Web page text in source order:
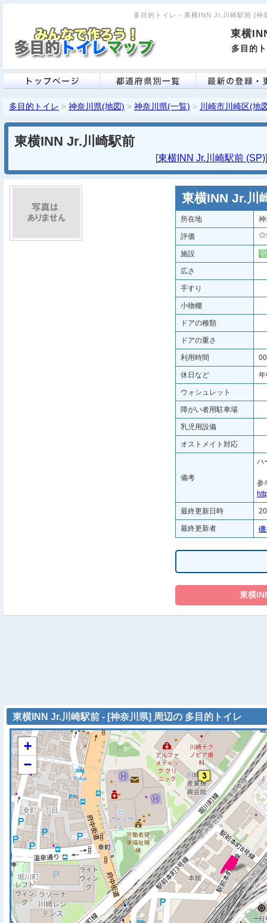
多目的トイレ - 東横INN Jr.川崎駅前 [
東横
多目的
多目的トイレ > 神奈川県(地図) > 神奈川県(一覧) > 川崎市川崎区(地
東横INN Jr.川崎駅前
[東横INN Jr.川崎駅前 (SP)
東横INN Jr.川
所在地
評価
施設 宿
広さ
手すり
小物棚
ドアの種類
ドアの重さ
利用時間
休日など
ウォシュレット
障がい者用駐車場
乳児用設備
オストメイト対応
備考
ハ
参
最終更新日時
最終更新者
東横INN Jr.川崎駅前 - [神奈川県] 周辺の 多目的トイレ
※ マップを検索、表示中
+
−